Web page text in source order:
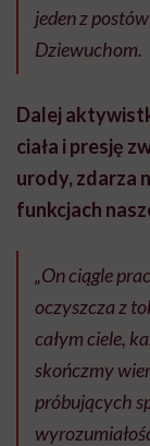
jeden z
Dziewuchom.
Dalej
ciała i presję
urody, zdarza
funkcjach
„On ciągle
oczyszcza z
całym ciele,
skończmy
próbujących